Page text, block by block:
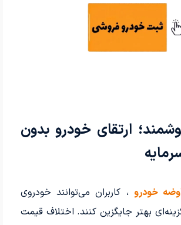
ارتقای خودرو بدون
خودرو ، کاربران می‌توانند خودروی
بهتر جایگزین کنند. اختلاف قیمت